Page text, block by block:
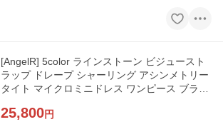
[AngelR] 5color ラインストーン ビジュースト
ラップ ドレープ シャーリング アシンメトリー
タイト マイクロミニドレス ワンピース ブラッ
25,800円